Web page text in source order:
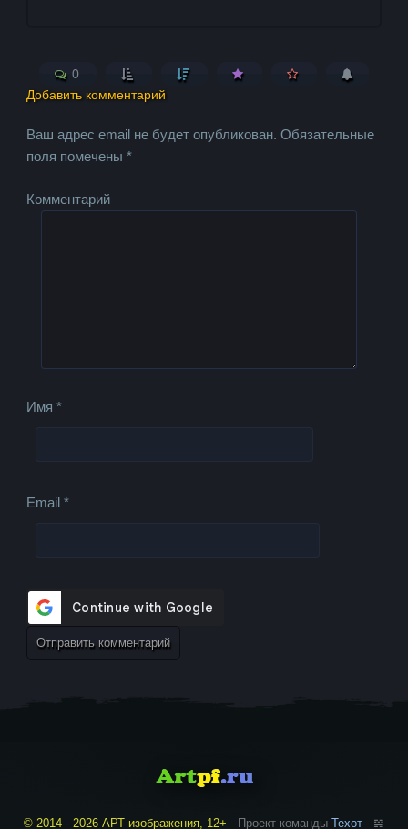
0
Добавить комментарий
Ваш адрес email не будет опубликован. Обязательные
поля помечены*
Комментарий
Имя*
Email*
© 2014 - 2026 АРТ изображения, 12+ Проект команды Техот 𝌴